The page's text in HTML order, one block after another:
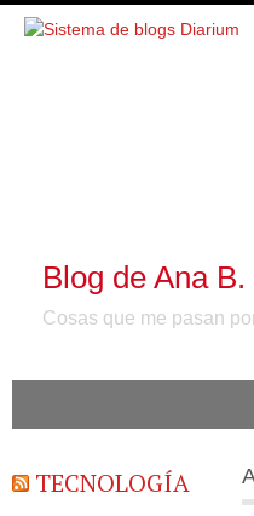
Blog de Ana
Cosas que me pasan
TECNOLOGÍA